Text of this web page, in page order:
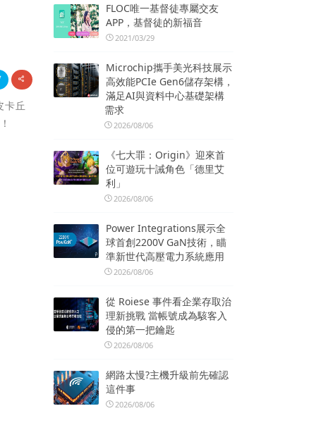
卡丘
FLOC唯一基督徒專屬交友
APP，基督徒的新福音
2021/03/29
Microchip攜手美光科技展示
高效能PCIe Gen6儲存架構，
滿足AI與資料中心基礎架構
需求
2026/08/06
《七大罪：Origin》迎來首
位可遊玩十誡角色「德里艾
利」
2026/08/06
Power Integrations展示全
球首創2200V GaN技術，瞄
準新世代高壓電力系統應用
2026/08/06
從 Roiese 事件看企業存取治
理新挑戰 當帳號成為駭客入
侵的第一把鑰匙
2026/08/06
網路太慢?主機升級前先確認
這件事
2026/08/06